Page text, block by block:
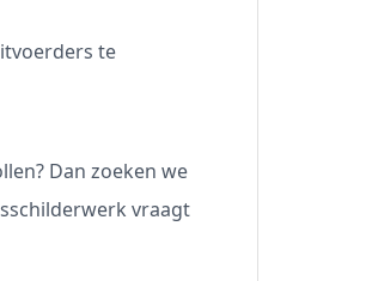
te
Dan zoeken we
vraagt